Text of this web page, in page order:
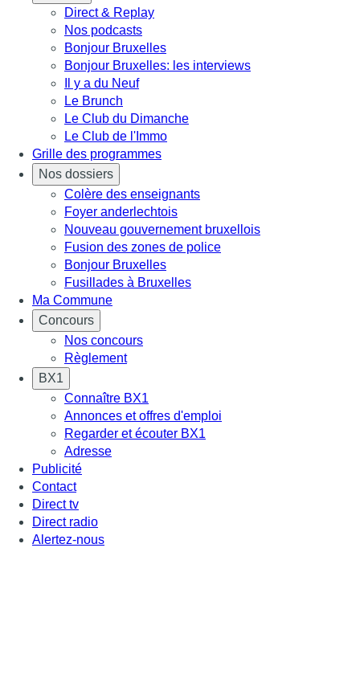
Direct & Replay
Nos podcasts
Bonjour Bruxelles
Bonjour Bruxelles: les interviews
Il y a du Neuf
Le Brunch
Le Club du Dimanche
Le Club de l'Immo
Grille des programmes
Nos dossiers
Colère des enseignants
Foyer anderlechtois
Nouveau gouvernement bruxellois
Fusion des zones de police
Bonjour Bruxelles
Fusillades à Bruxelles
Ma Commune
Concours
Nos concours
Règlement
BX1
Connaître BX1
Annonces et offres d'emploi
Regarder et écouter BX1
Adresse
Publicité
Contact
Direct tv
Direct radio
Alertez-nous